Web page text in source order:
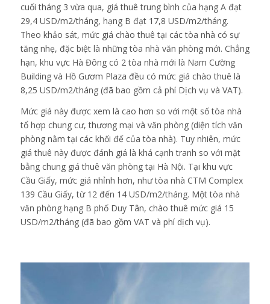
cuối tháng 3 vừa qua, giá thuê trung bình của hạng A đạt
29,4 USD/m2/tháng, hạng B đạt 17,8 USD/m2/tháng.
Theo khảo sát, mức giá chào thuê tại các tòa nhà có sự
tăng nhẹ, đặc biệt là những tòa nhà văn phòng mới. Chẳng
hạn, khu vực Hà Đông có 2 tòa nhà mới là Nam Cường
Building và Hồ Gươm Plaza đều có mức giá chào thuê là
8,25 USD/m2/tháng (đã bao gồm cả phí Dịch vụ và VAT).
Mức giá này được xem là cao hơn so với một số tòa nhà
tổ hợp chung cư, thương mại và văn phòng (diện tích văn
phòng nằm tại các khối đế của tòa nhà). Tuy nhiên, mức
giá thuê này được đánh giá là khá cạnh tranh so với mặt
bằng chung giá thuê văn phòng tại Hà Nội. Tại khu vực
Cầu Giấy, mức giá nhỉnh hơn, như tòa nhà CTM Complex
139 Cầu Giấy, từ 12 đến 14 USD/m2/tháng. Một tòa nhà
văn phòng hạng B phố Duy Tân, chào thuê mức giá 15
USD/m2/tháng (đã bao gồm VAT và phí dịch vụ).